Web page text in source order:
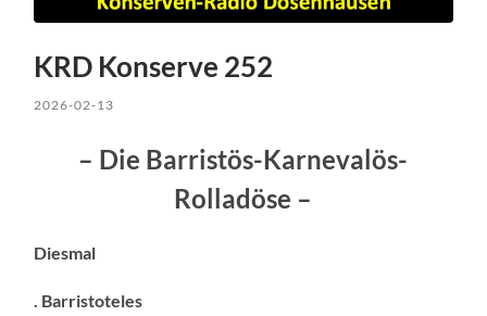
KRD Konserve 252
2026-02-13
– Die Barristös-Karnevalös-
Rolladöse –
Diesmal
. Barristoteles